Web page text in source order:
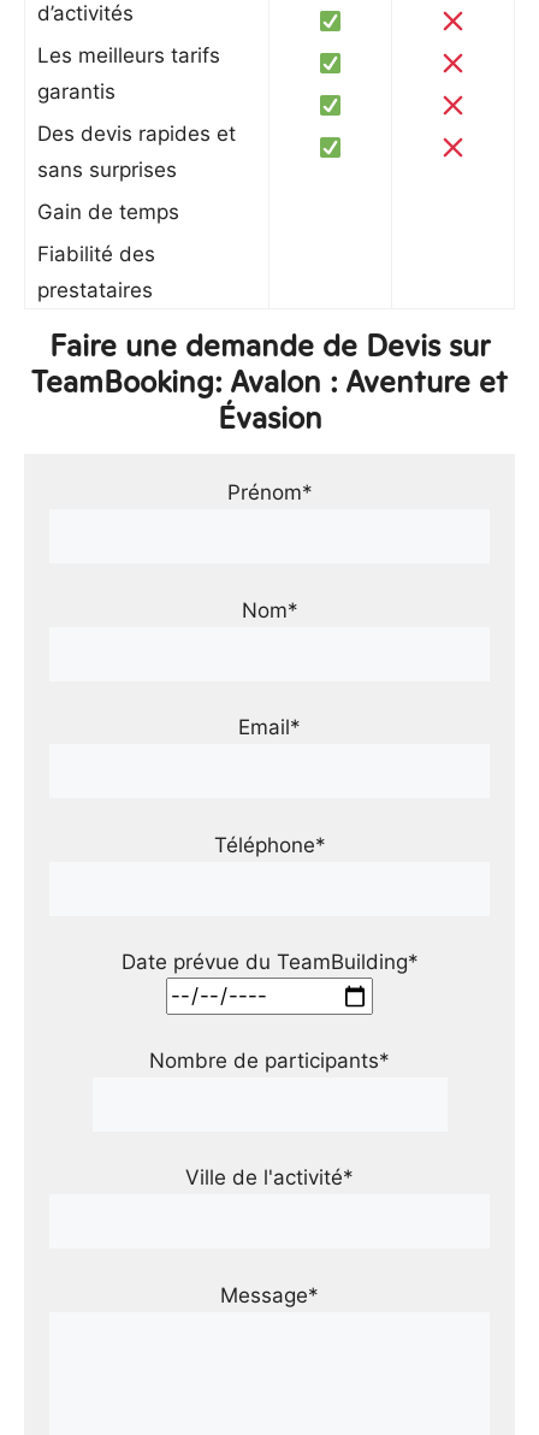
d’activités
Les meilleurs tarifs
garantis
Des devis rapides et
sans surprises
Gain de temps
Fiabilité des
prestataires
Faire une demande de Devis sur
TeamBooking: Avalon : Aventure et
Évasion
Prénom*
Nom*
Email*
Téléphone*
Date prévue du TeamBuilding*
Nombre de participants*
Ville de l'activité*
Message*